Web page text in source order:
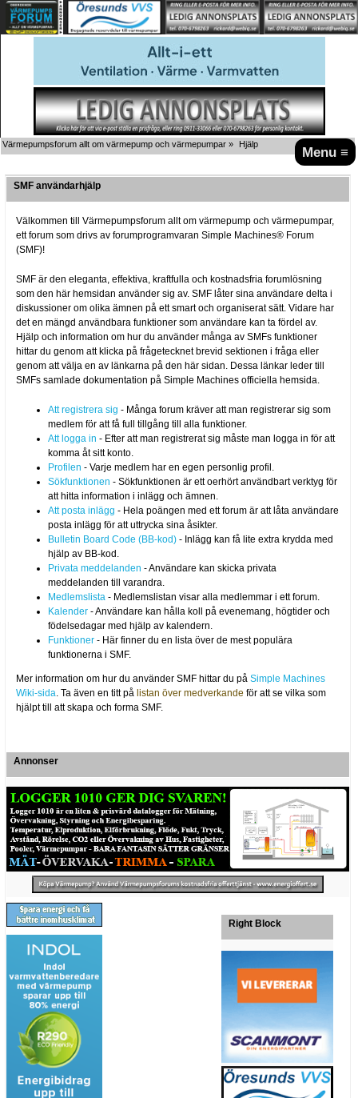
Menu ≡
Värmepumpsforum allt om värmepump och värmepumpar » Hjälp
SMF användarhjälp
Välkommen till Värmepumpsforum allt om värmepump och värmepumpar,
ett forum som drivs av forumprogramvaran Simple Machines® Forum
(SMF)!
SMF är den eleganta, effektiva, kraftfulla och kostnadsfria forumlösning
som den här hemsidan använder sig av. SMF låter sina användare delta i
diskussioner om olika ämnen på ett smart och organiserat sätt. Vidare har
det en mängd användbara funktioner som användare kan ta fördel av.
Hjälp och information om hur du använder många av SMFs funktioner
hittar du genom att klicka på frågetecknet brevid sektionen i fråga eller
genom att välja en av länkarna på den här sidan. Dessa länkar leder till
SMFs samlade dokumentation på Simple Machines officiella hemsida.
Att registrera sig - Många forum kräver att man registrerar sig som
medlem för att få full tillgång till alla funktioner.
Att logga in - Efter att man registrerat sig måste man logga in för att
komma åt sitt konto.
Profilen - Varje medlem har en egen personlig profil.
Sökfunktionen - Sökfunktionen är ett oerhört användbart verktyg för
att hitta information i inlägg och ämnen.
Att posta inlägg - Hela poängen med ett forum är att låta användare
posta inlägg för att uttrycka sina åsikter.
Bulletin Board Code (BB-kod) - Inlägg kan få lite extra krydda med
hjälp av BB-kod.
Privata meddelanden - Användare kan skicka privata
meddelanden till varandra.
Medlemslista - Medlemslistan visar alla medlemmar i ett forum.
Kalender - Användare kan hålla koll på evenemang, högtider och
födelsedagar med hjälp av kalendern.
Funktioner - Här finner du en lista över de mest populära
funktionerna i SMF.
Mer information om hur du använder SMF hittar du påSimple Machines
Wiki-sida. Ta även en titt på listan över medverkande för att se vilka som
hjälpt till att skapa och forma SMF.
Annonser
Right Block